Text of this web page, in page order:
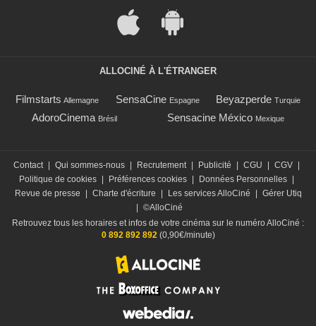
ALLOCINÉ À L'ÉTRANGER
Filmstarts Allemagne SensaCine Espagne Beyazperde Turquie
AdoroCinema Brésil Sensacine México Mexique
Contact Qui sommes-nous Recrutement Publicité CGU CGV
Politique de cookies
Préférences cookies Données Personnelles
Revue de presse
Charte d'écriture Les services AlloCiné
Gérer Utiq
©AlloCiné
Retrouvez tous les horaires et infos de votre cinéma sur le numéro AlloCiné :
0 892 892 892(0,90€/minute)